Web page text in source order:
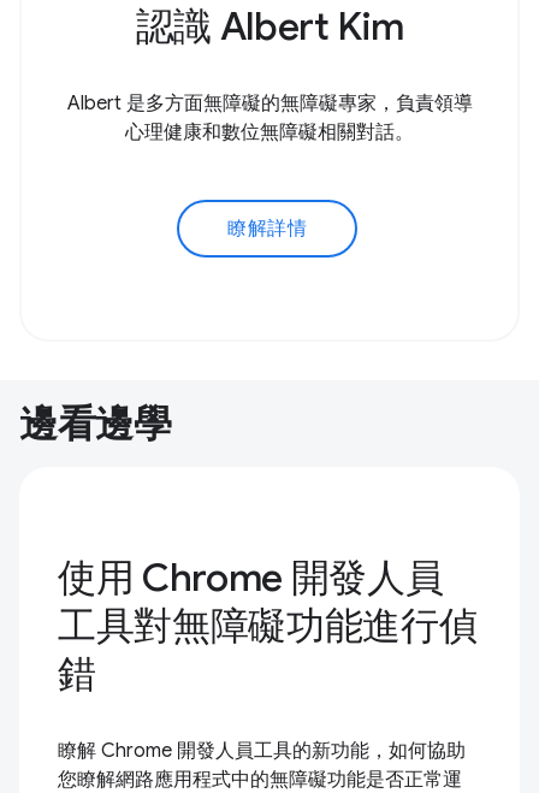
認識 Albert Kim
Albert 是多方面無障礙的無障礙專家，負責領導
心理健康和數位無障礙相關對話。
瞭解詳情
邊看邊學
使用 Chrome 開發人員
工具對無障礙功能進行偵
錯
瞭解 Chrome 開發人員工具的新功能，如何協助
您瞭解網路應用程式中的無障礙功能是否正常運